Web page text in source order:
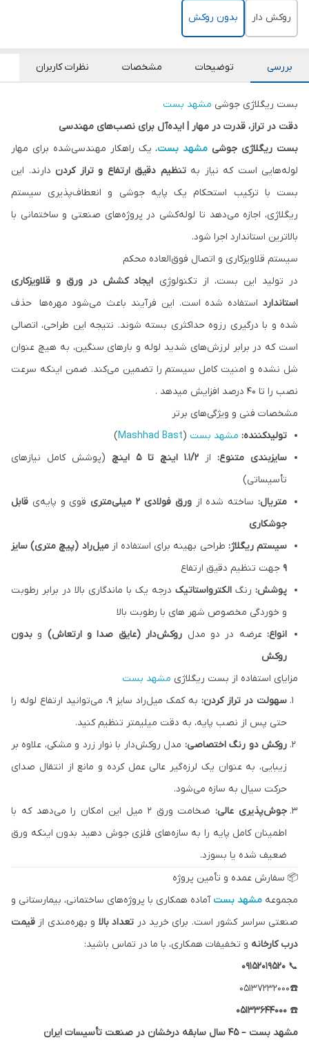
روکش دار بدون روکش
بررسی توضیحات مشخصات نظرات کاربران
بست ریگلاژی جوشی مشهد بست
دقت در تراز، قدرت در مهار | ایده‌آل برای نصب‌های مهندسی
بست ریگلاژی جوشی مشهد بست، یک راهکار مهندسی‌شده برای مهار
لوله‌هایی است که نیاز بهتنظیم دقیق ارتفاع و تراز کردن دارند. این
بست با ترکیب استحکام یک پایه جوشی و انعطاف‌‌پذیری سیستم
ریگلاژی، اجازه می‌دهد تا لوله‌کشی در پروژه‌های صنعتی و ساختمانی با
بالاترین استاندارد اجرا شود.
سیستم قلاویزکاری و اتصال فوق‌العاده محکم
در تولید این بست، از تکنولوژی ایجاد کشش در ورق و قلاویزکاری
استاندارد استفاده شده است. این فرآیند باعث می‌شود مهره‌ها حذف
شده و با درگیری رزوه حداکثری بسته شوند. نتیجه این طراحی، اتصالی
است که در برابر لرزش‌های شدید لوله و بارهای سنگین، به هیچ عنوان
شل نشده و امنیت کامل سیستم را تضمین می‌کند. ضمن اینکه سرعت
نصب را تا 40 درصد افزایش میدهد .
مشخصات فنی و ویژگی‌های برتر
تولیدکننده: مشهد بست (
Mashhad Bast
)
سایزبندی متنوع: از ۱.۱/۲ اینچ تا ۵ اینچ
(پوشش کامل نیازهای
تأسیساتی)
متریال:ساخته شده ازورق فولادی ۲ میلی‌متری قوی و پایه‌ی قابل
جوشکاری
سیستم ریگلاژ: طراحی بهینه برای استفاده ازمیل‌راد (پیچ متری) سایز
۹ جهت تنظیم دقیق ارتفاع
پوشش: رنگ الکترواستاتیک درجه یک با ماندگاری بالا در برابر رطوبت
و خوردگی مخصوص شهر های با رطوبت بالا
انواع:عرضه در دو مدل روکش‌دار (عایق صدا و ارتعاش) و بدون
روکش
مزایای استفاده از بست ریگلاژی مشهد بست
سهولت در تراز کردن:
به کمک میل‌راد سایز ۹، می‌توانید ارتفاع لوله را
حتی پس از نصب پایه، به دقت میلیمتر تنظیم کنید.
روکش دو رنگ اختصاصی: مدل روکش‌دار با نوار زرد و مشکی، علاوه بر
زیبایی، به عنوان یک لرزه‌گیر عالی عمل کرده و مانع از انتقال صدای
حرکت سیال به سازه می‌شود.
جوش‌پذیری عالی:
ضخامت ورق ۲ میل این امکان را می‌دهد که با
اطمینان کامل پایه را به سازه‌های فلزی جوش دهید بدون اینکه ورق
ضعیف شده یا بسوزد.
📦 سفارش عمده و تأمین پروژه
مجموعه مشهد بست آماده همکاری با پروژه‌های ساختمانی، بیمارستانی و
صنعتی سراسر کشور است. برای خرید در تعداد بالا و بهره‌مندی از قیمت
درب کارخانه و تخفیفات همکاری، با ما در تماس باشید:
📞 ۰۹۱۵۲۰۱۹۵۲۰
☎️05137232000
☎️ ۰۵۱۳۳۶۴۴۰۰۰
مشهد بست – ۴۵ سال سابقه درخشان در صنعت تأسیسات ایران